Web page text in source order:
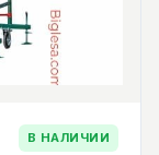
В НАЛИЧИИ